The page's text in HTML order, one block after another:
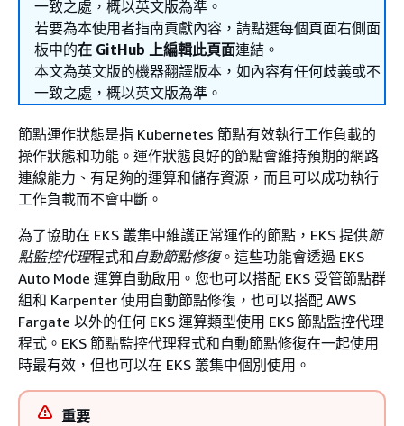
一致之處，概以英文版為準。
若要為本使用者指南貢獻內容，請點選每個頁面右側面
板中的在 GitHub 上編輯此頁面連結。
本文為英文版的機器翻譯版本，如內容有任何歧義或不
一致之處，概以英文版為準。
節點運作狀態是指 Kubernetes 節點有效執行工作負載的
操作狀態和功能。運作狀態良好的節點會維持預期的網路
連線能力、有足夠的運算和儲存資源，而且可以成功執行
工作負載而不會中斷。
為了協助在 EKS 叢集中維護正常運作的節點，EKS 提供節
點監控代理程式和自動節點修復。這些功能會透過 EKS
Auto Mode 運算自動啟用。您也可以搭配 EKS 受管節點群
組和 Karpenter 使用自動節點修復，也可以搭配 AWS
Fargate 以外的任何 EKS 運算類型使用 EKS 節點監控代理
程式。EKS 節點監控代理程式和自動節點修復在一起使用
時最有效，但也可以在 EKS 叢集中個別使用。
重要